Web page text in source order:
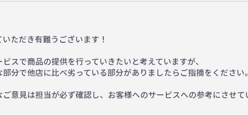
ただき有難うございます！
スで商品の提供を行っていきたいと考えていますが、
分で他店に比べ劣っている部分がありましたらご指摘をください
意見は担当が必ず確認し、お客様へのサービスへの参考にさせて